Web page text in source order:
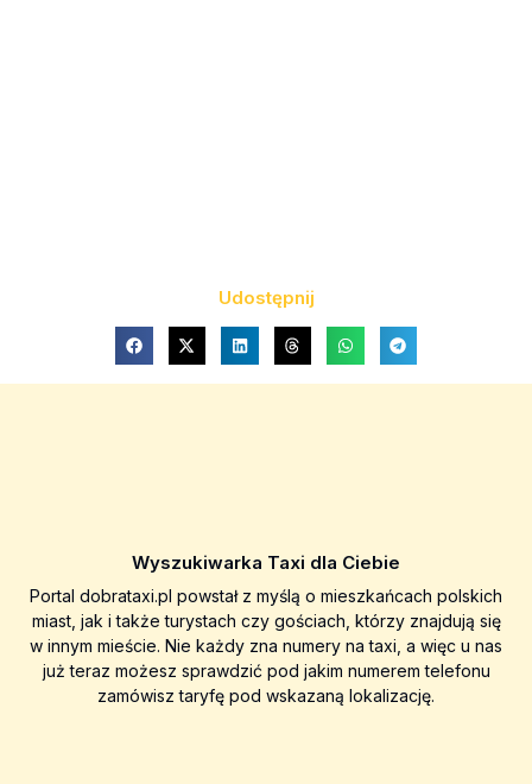
Udostępnij
Wyszukiwarka Taxi dla Ciebie
Portal dobrataxi.pl powstał z myślą o mieszkańcach polskich
miast, jak i także turystach czy gościach, którzy znajdują się
w innym mieście. Nie każdy zna numery na taxi, a więc u nas
już teraz możesz sprawdzić pod jakim numerem telefonu
zamówisz taryfę pod wskazaną lokalizację.